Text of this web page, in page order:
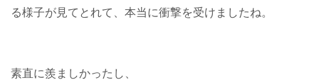
る様子が見てとれて、本当に衝撃を受けましたね。
素直に羨ましかったし、